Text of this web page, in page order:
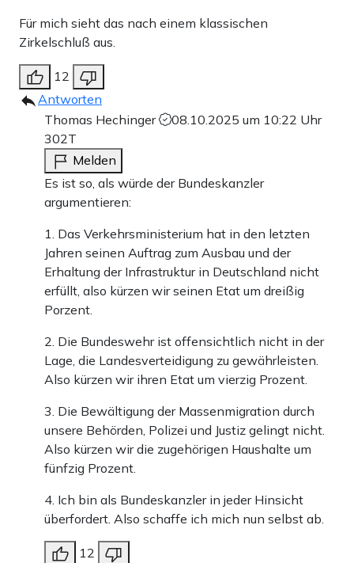
Für mich sieht das nach einem klassischen
Zirkelschluß aus.
12
Antworten
Thomas Hechinger
08.10.2025 um 10:22 Uhr
302T
Melden
Es ist so, als würde der Bundeskanzler
argumentieren:
1. Das Verkehrsministerium hat in den letzten
Jahren seinen Auftrag zum Ausbau und der
Erhaltung der Infrastruktur in Deutschland nicht
erfüllt, also kürzen wir seinen Etat um dreißig
Porzent.
2. Die Bundeswehr ist offensichtlich nicht in der
Lage, die Landesverteidigung zu gewährleisten.
Also kürzen wir ihren Etat um vierzig Prozent.
3. Die Bewältigung der Massenmigration durch
unsere Behörden, Polizei und Justiz gelingt nicht.
Also kürzen wir die zugehörigen Haushalte um
fünfzig Prozent.
4. Ich bin als Bundeskanzler in jeder Hinsicht
überfordert. Also schaffe ich mich nun selbst ab.
12